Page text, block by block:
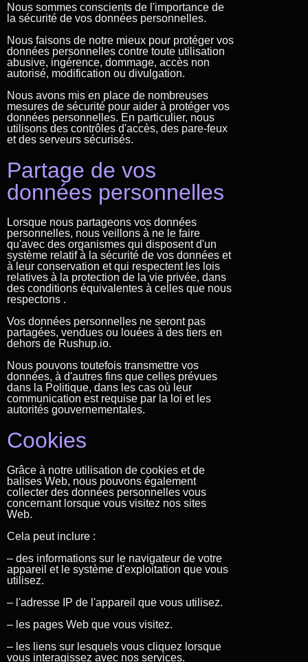
Nous sommes conscients de l'importance de
la sécurité de vos données personnelles.
Nous faisons de notre mieux pour protéger vos
données personnelles contre toute utilisation
abusive, ingérence, dommage, accès non
autorisé, modification ou divulgation.
Nous avons mis en place de nombreuses
mesures de sécurité pour aider à protéger vos
données personnelles. En particulier, nous
utilisons des contrôles d'accès, des pare-feux
et des serveurs sécurisés.
Partage de vos
données personnelles
Lorsque nous partageons vos données
personnelles, nous veillons à ne le faire
qu'avec des organismes qui disposent d'un
système relatif à la sécurité de vos données et
à leur conservation et qui respectent les lois
relatives à la protection de la vie privée, dans
des conditions équivalentes à celles que nous
respectons .
Vos données personnelles ne seront pas
partagées, vendues ou louées à des tiers en
dehors de Rushup.io.
Nous pouvons toutefois transmettre vos
données, à d'autres fins que celles prévues
dans la Politique, dans les cas où leur
communication est requise par la loi et les
autorités gouvernementales.
Cookies
Grâce à notre utilisation de cookies et de
balises Web, nous pouvons également
collecter des données personnelles vous
concernant lorsque vous visitez nos sites
Web.
Cela peut inclure :
– des informations sur le navigateur de votre
appareil et le système d'exploitation que vous
utilisez.
– l'adresse IP de l'appareil que vous utilisez.
– les pages Web que vous visitez.
– les liens sur lesquels vous cliquez lorsque
vous interagissez avec nos services.